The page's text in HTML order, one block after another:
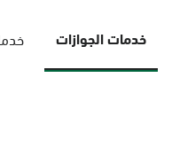
خدمات الجوازات